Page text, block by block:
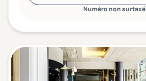
Numéro non surtaxé